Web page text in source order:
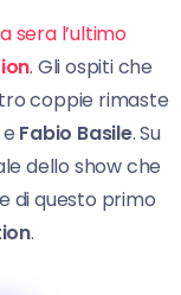
sera l’ultimo
. Gli ospiti che
coppie rimaste
e Fabio Basile. Su
dello show che
di questo primo
.